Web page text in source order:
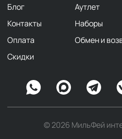
Блог Аутлет
Контакты
Наборы
Оплата
Обмен и
Скидки
© 2026 МильФей